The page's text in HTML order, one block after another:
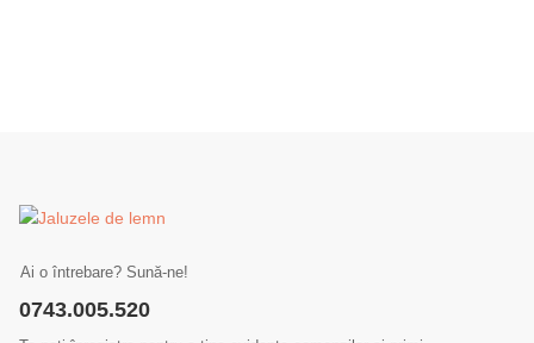
Ai o întrebare? Sună-ne!
0743.005.520